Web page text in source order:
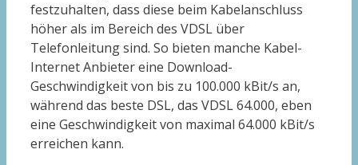
festzuhalten, dass diese beim Kabelanschluss
höher als im Bereich des VDSL über
Telefonleitung sind. So bieten manche Kabel-
Internet Anbieter eine Download-
Geschwindigkeit von bis zu 100.000 kBit/s an,
während das beste DSL, das VDSL 64.000, eben
eine Geschwindigkeit von maximal 64.000 kBit/s
erreichen kann.